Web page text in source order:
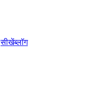
सीखेंब्लॉग